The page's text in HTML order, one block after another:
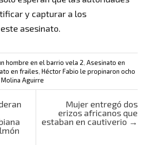
y capturar a los
asesinato.
hombre en el barrio vela 2, Asesinato en
en frailes, Héctor Fabio le propinaron ocho
Aguirre
Mujer entregó dos
erizos africanos que
estaban en cautiverio →